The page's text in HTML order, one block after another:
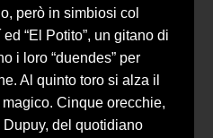
però in simbiosi col
“El Potito”, un gitano di
i loro “duendes” per
Al quinto toro si alza il
Cinque orecchie,
Dupuy, del quotidiano